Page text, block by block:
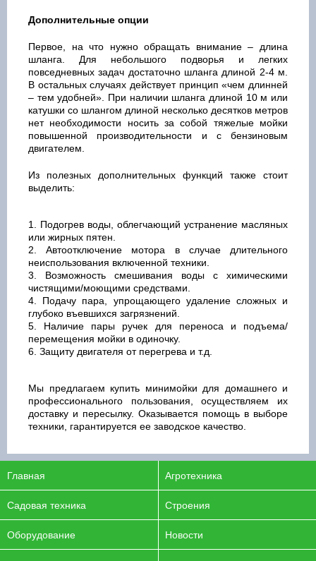
Дополнительные опции
Первое, на что нужно обращать внимание – длина
шланга. Для небольшого подворья и легких
повседневных задач достаточно шланга длиной 2-4 м.
В остальных случаях действует принцип «чем длинней
– тем удобней». При наличии шланга длиной 10 м или
катушки со шлангом длиной несколько десятков метров
нет необходимости носить за собой тяжелые мойки
повышенной производительности и с бензиновым
двигателем.
Из полезных дополнительных функций также стоит
выделить:
Подогрев воды, облегчающий устранение масляных
или жирных пятен.
Автоотключение мотора в случае длительного
неиспользования включенной техники.
Возможность смешивания воды с химическими
чистящими/моющими средствами.
Подачу пара, упрощающего удаление сложных и
глубоко въевшихся загрязнений.
Наличие пары ручек для переноса и подъема/
перемещения мойки в одиночку.
Защиту двигателя от перегрева и т.д.
Мы предлагаем купить минимойки для домашнего и
профессионального пользования, осуществляем их
доставку и пересылку. Оказывается помощь в выборе
техники, гарантируется ее заводское качество.
Главная Агротехника
Садовая техника Строения
Оборудование Новости